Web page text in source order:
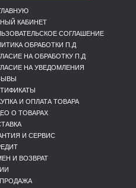
КАБИНЕТ
СОГЛАШЕНИЕ
ОБРАБОТКИ П.Д
НА ОБРАБОТКУ П.Д
НА УВЕДОМЛЕНИЯ
И ОПЛАТА ТОВАРА
О ТОВАРАХ
И СЕРВИС
И ВОЗВРАТ